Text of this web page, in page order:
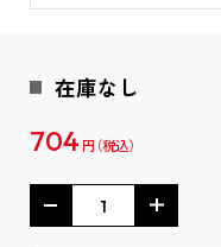
在庫なし
704 円